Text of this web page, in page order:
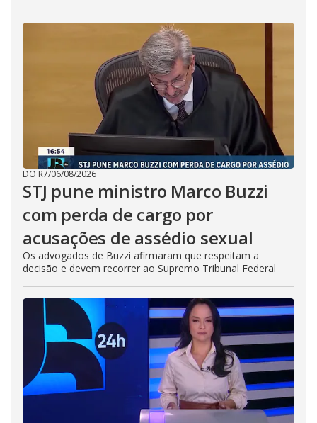
DO R7/06/08/2026
STJ pune ministro Marco Buzzi
com perda de cargo por
acusações de assédio sexual
Os advogados de Buzzi afirmaram que respeitam a
decisão e devem recorrer ao Supremo Tribunal Federal